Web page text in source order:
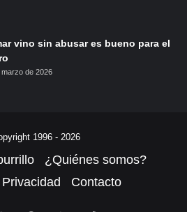
vino sin abusar es bueno para el
marzo de 2026
1996 - 2026
¿Quiénes somos?
Contacto